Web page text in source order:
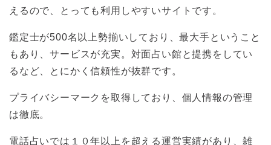
えるので、とっても利用しやすいサイトです。
鑑定士が500名以上勢揃いしており、最大手ということ
もあり、サービスが充実。対面占い館と提携をしてい
るなど、とにかく信頼性が抜群です。
プライバシーマークを取得しており、個人情報の管理
は徹底。
電話占いでは１０年以上を超える運営実績があり、雑